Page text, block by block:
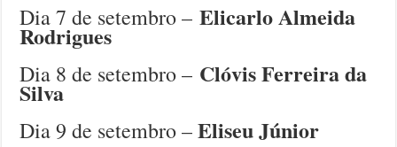
Dia 7 de setembro –Elicarlo Almeida
Rodrigues
Dia 8 de setembro – Clóvis Ferreira da
Silva
Dia 9 de setembro –Eliseu Júnior